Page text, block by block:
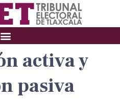
activa y
pasiva